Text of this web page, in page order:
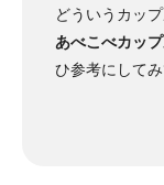
どういうカッ
あべこべカッ
ひ参考にしてみ